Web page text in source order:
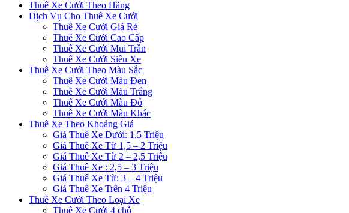
Thuê Xe Cưới Theo Hãng
Dịch Vụ Cho Thuê Xe Cưới
Thuê Xe Cưới Giá Rẻ
Thuê Xe Cưới Cao Cấp
Thuê Xe Cưới Mui Trần
Thuê Xe Cưới Siêu Xe
Thuê Xe Cưới Theo Màu Sắc
Thuê Xe Cưới Màu Đen
Thuê Xe Cưới Màu Trắng
Thuê Xe Cưới Màu Đỏ
Thuê Xe Cưới Màu Khác
Thuê Xe Theo Khoảng Giá
Giá Thuê Xe Dưới: 1,5 Triệu
Giá Thuê Xe Từ 1,5 – 2 Triệu
Giá Thuê Xe Từ 2 – 2,5 Triệu
Giá Thuê Xe : 2,5 – 3 Triệu
Giá Thuê Xe Từ: 3 – 4 Triệu
Giá Thuê Xe Trên 4 Triệu
Thuê Xe Cưới Theo Loại Xe
Thuê Xe Cưới 4 chỗ